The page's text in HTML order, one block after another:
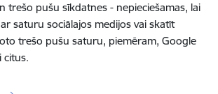
trešo pušu sīkdatnes - nepieciešamas, lai
saturu sociālajos medijos vai skatīt
trešo pušu saturu, piemēram, Google
citus.